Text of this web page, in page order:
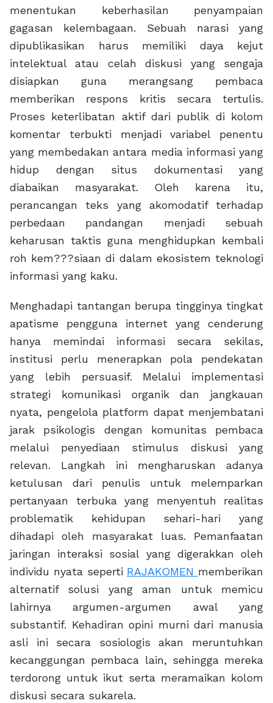
menentukan keberhasilan penyampaian
gagasan kelembagaan. Sebuah narasi yang
dipublikasikan harus memiliki daya kejut
intelektual atau celah diskusi yang sengaja
disiapkan guna merangsang pembaca
memberikan respons kritis secara tertulis.
Proses keterlibatan aktif dari publik di kolom
komentar terbukti menjadi variabel penentu
yang membedakan antara media informasi yang
hidup dengan situs dokumentasi yang
diabaikan masyarakat. Oleh karena itu,
perancangan teks yang akomodatif terhadap
perbedaan pandangan menjadi sebuah
keharusan taktis guna menghidupkan kembali
roh kem???siaan di dalam ekosistem teknologi
informasi yang kaku.
Menghadapi tantangan berupa tingginya tingkat
apatisme pengguna internet yang cenderung
hanya memindai informasi secara sekilas,
institusi perlu menerapkan pola pendekatan
yang lebih persuasif. Melalui implementasi
strategi komunikasi organik dan jangkauan
nyata, pengelola platform dapat menjembatani
jarak psikologis dengan komunitas pembaca
melalui penyediaan stimulus diskusi yang
relevan. Langkah ini mengharuskan adanya
ketulusan dari penulis untuk melemparkan
pertanyaan terbuka yang menyentuh realitas
problematik kehidupan sehari-hari yang
dihadapi oleh masyarakat luas. Pemanfaatan
jaringan interaksi sosial yang digerakkan oleh
individu nyata seperti RAJAKOMEN memberikan
alternatif solusi yang aman untuk memicu
lahirnya argumen-argumen awal yang
substantif. Kehadiran opini murni dari manusia
asli ini secara sosiologis akan meruntuhkan
kecanggungan pembaca lain, sehingga mereka
terdorong untuk ikut serta meramaikan kolom
diskusi secara sukarela.